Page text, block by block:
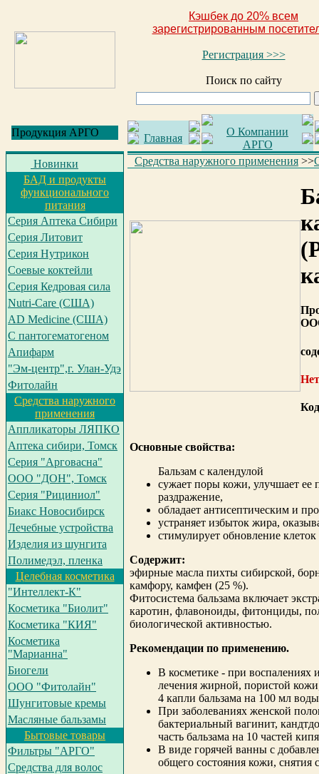
Кэшбек до 20% всем
зарегистрированным
Регистрация >>>
Поиск по сайту
Продукция АРГО Главная
О Компании
АРГО
Новинки
БАД и продукты
функционального
питания
Серия Аптека Сибири
Серия Литовит
Серия Нутрикон
Соевые коктейли
Серия Кедровая сила
Nutri-Care (США)
AD Medicine (США)
С пантогематогеном
Апифарм
"Эм-центр",г. Улан-Удэ
Фитолайн
Средства наружного
применения
Аппликаторы ЛЯПКО
Аптека сибири, Томск
Серия "Арговасна"
ООО "ДОН", Томск
Серия "Рициниол"
Биакс Новосибирск
Лечебные устройства
Изделия из шунгита
Полимедэл, пленка
Целебная косметика
"Интеллект-К"
Косметика "Биолит"
Косметика "КИЯ"
Косметика
"Марианна"
Биогели
ООО "Фитолайн"
Шунгитовые кремы
Масляные бальзамы
Бытовые товары
Фильтры "АРГО"
Средства для волос
Средства наружного применения >>
Oсновные свойства:
Бальзам с календулой
cужает поры кожи, улучшает ее
раздражение,
обладает антисептическим и
устраняет избыток жира,
стимулирует обновление
Cодержит:
эфирные масла пихты сибирской,
камфору, камфен (25 %).
Фитосистема бальзама включает
каротин, флавоноиды, фитонциды,
биологической активностью.
Рекомендации по применению.
В косметике - при воспалениях
лечения жирной, пористой
4 капли бальзама на 100 мл
При заболеваниях женской
бактериальный вагинит,
часть бальзама на 10 частей
В виде горячей ванны с
общего состояния кожи, снятия